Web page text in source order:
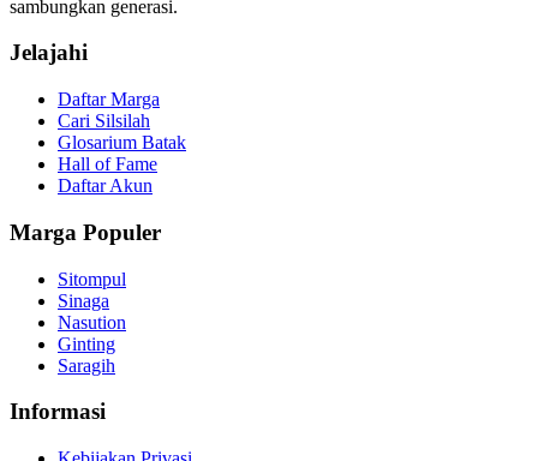
sambungkan generasi.
Jelajahi
Daftar Marga
Cari Silsilah
Glosarium Batak
Hall of Fame
Daftar Akun
Marga Populer
Sitompul
Sinaga
Nasution
Ginting
Saragih
Informasi